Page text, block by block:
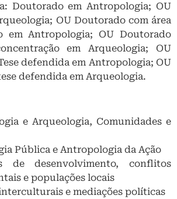
Doutorado em Antropologia; OU
OU Doutorado com área
em Antropologia; OU Doutorado
em Arqueologia; OU
defendida em Antropologia; OU
defendida em Arqueologia.
e Arqueologia, Comunidades e
Pública e Antropologia da Ação
de desenvolvimento, conflitos
e populações locais
e mediações políticas